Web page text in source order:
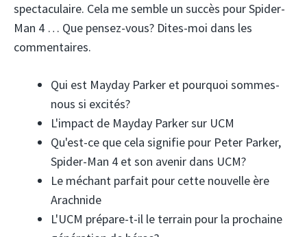
spectaculaire. Cela me semble un succès pour Spider-
Man 4 … Que pensez-vous? Dites-moi dans les
commentaires.
Qui est Mayday Parker et pourquoi sommes-
nous si excités?
L'impact de Mayday Parker sur UCM
Qu'est-ce que cela signifie pour Peter Parker,
Spider-Man 4 et son avenir dans UCM?
Le méchant parfait pour cette nouvelle ère
Arachnide
L'UCM prépare-t-il le terrain pour la prochaine